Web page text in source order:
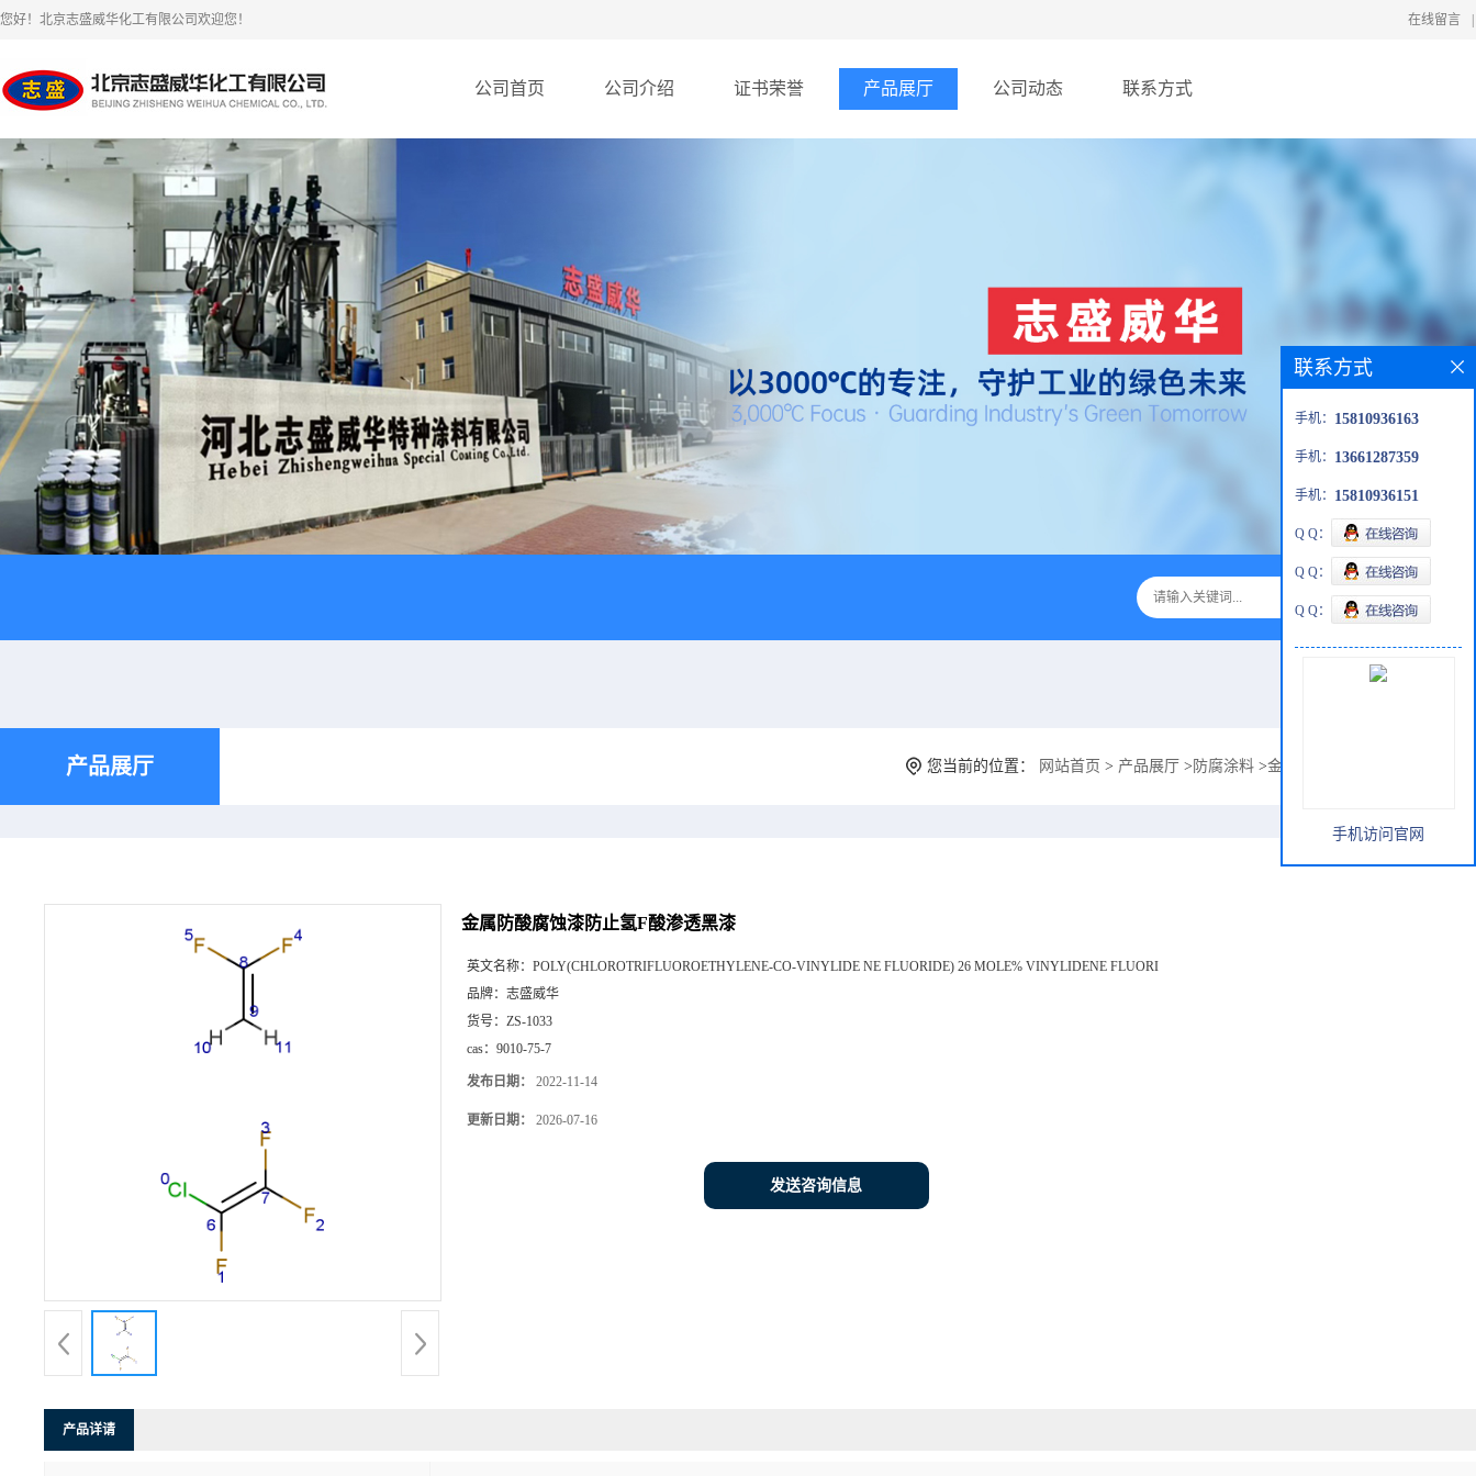
您好！北京志盛威华化工有限公司欢迎您！ 在线留言
公司首页 公司介绍 证书荣誉 产品展厅 公司动态 联系方式
产品展厅 您当前的位置： 网站首页 > 产品展厅 > 防腐涂料 >金属防酸腐蚀漆防止氢F酸渗
金属防酸腐蚀漆防止氢F酸渗透黑漆
英文名称： POLY(CHLOROTRIFLUOROETHYLENE-CO-VINYLIDE NE FLUORIDE) 26 MOLE% VINYLIDENE FLUORI
品牌： 志盛威华
货号： ZS-1033
cas： 9010-75-7
发布日期： 2022-11-14
更新日期： 2026-07-16
发送咨询信息
产品详请
联系方式
手机： 15810936163
手机： 13661287359
手机： 15810936151
Q Q：
Q Q：
Q Q：
手机访问官网